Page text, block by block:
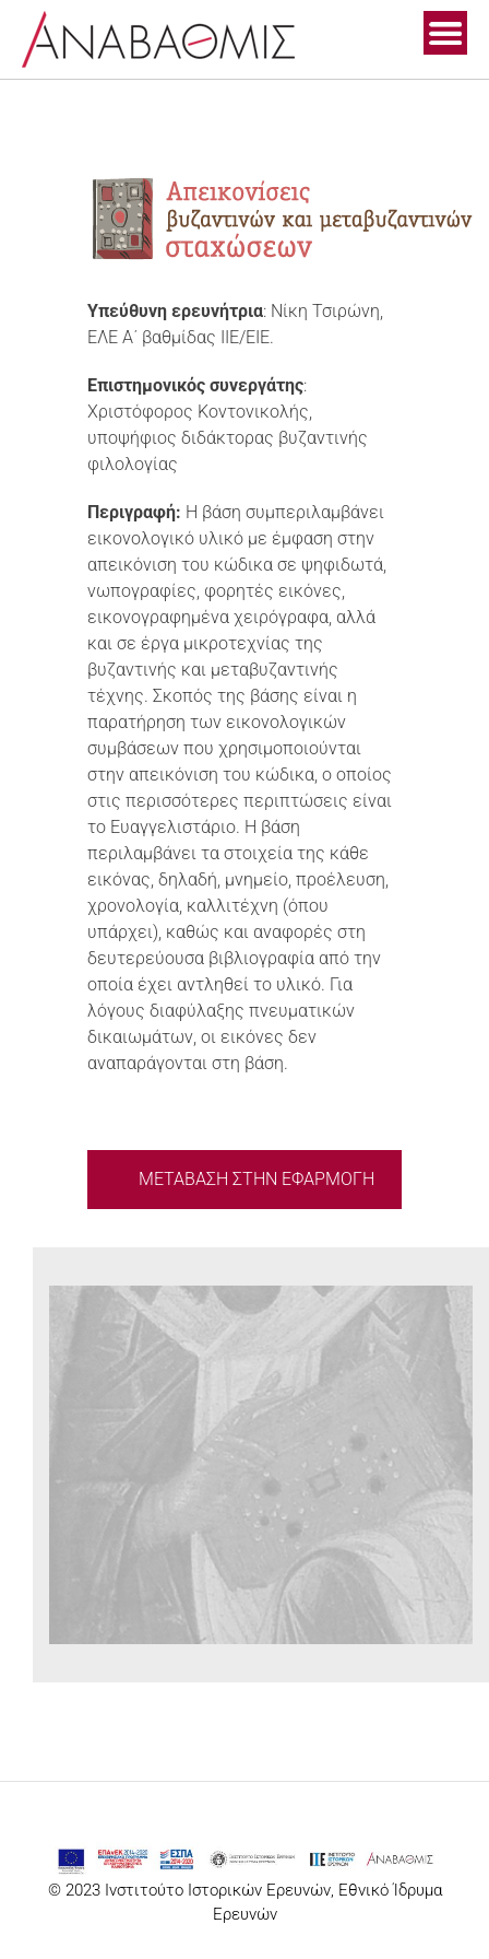
content
Υπεύθυνη ερευνήτρια: Νίκη Τσιρώνη,
ΕΛΕ Α΄ βαθμίδας ΙΙΕ/ΕΙΕ.
Επιστημονικός συνεργάτης:
Χριστόφορος Κοντονικολής,
υποψήφιος διδάκτορας βυζαντινής
φιλολογίας
Περιγραφή: Η βάση συμπεριλαμβάνει
εικονολογικό υλικό με έμφαση στην
απεικόνιση του κώδικα σε ψηφιδωτά,
νωπογραφίες, φορητές εικόνες,
εικονογραφημένα χειρόγραφα, αλλά
και σε έργα μικροτεχνίας της
βυζαντινής και μεταβυζαντινής
τέχνης. Σκοπός της βάσης είναι η
παρατήρηση των εικονολογικών
συμβάσεων που χρησιμοποιούνται
στην απεικόνιση του κώδικα, ο οποίος
στις περισσότερες περιπτώσεις είναι
το Ευαγγελιστάριο. Η βάση
περιλαμβάνει τα στοιχεία της κάθε
εικόνας, δηλαδή, μνημείο, προέλευση,
χρονολογία, καλλιτέχνη (όπου
υπάρχει), καθώς και αναφορές στη
δευτερεύουσα βιβλιογραφία από την
οποία έχει αντληθεί το υλικό. Για
λόγους διαφύλαξης πνευματικών
δικαιωμάτων, οι εικόνες δεν
αναπαράγονται στη βάση.
ΜΕΤΑΒΑΣΗ ΣΤΗΝ ΕΦΑΡΜΟΓΗ
© 2023 Ινστιτούτο Ιστορικών Ερευνών, Εθνικό Ίδρυμα
Ερευνών